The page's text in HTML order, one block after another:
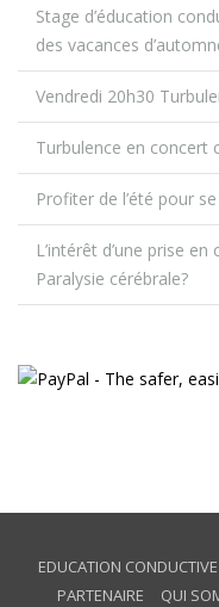
Stage d’éducation
des vacances
Vendredi 20h30
Turbulence en concert
Profiter de l’été pour
L’intérêt d’une prise
Paralysie cérébrale?
EDUCATION CONDUCTIVE
PARTENAIRE
QUI